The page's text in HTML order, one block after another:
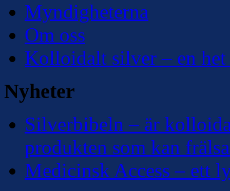
Myndigheterna
Om oss
Kolloidalt silver – en het
Nyheter
Silverbibeln – är
produkten som kan
Medicinsk Access – ett